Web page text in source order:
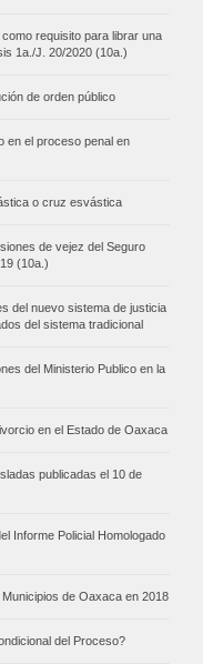
como requisito para librar una
1a./J. 20/2020 (10a.)
de orden público
en el proceso penal en
o cruz esvástica
de vejez del Seguro
(10a.)
del nuevo sistema de justicia
del sistema tradicional
del Ministerio Publico en la
en el Estado de Oaxaca
publicadas el 10 de
Informe Policial Homologado
de Oaxaca en 2018
del Proceso?